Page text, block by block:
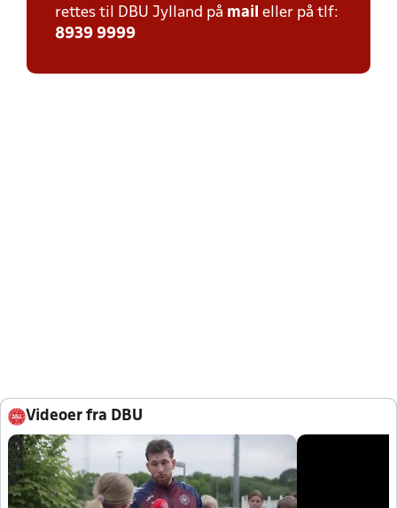
rettes til DBU Jylland på mail eller på tlf:
8939 9999
Videoer fra DBU